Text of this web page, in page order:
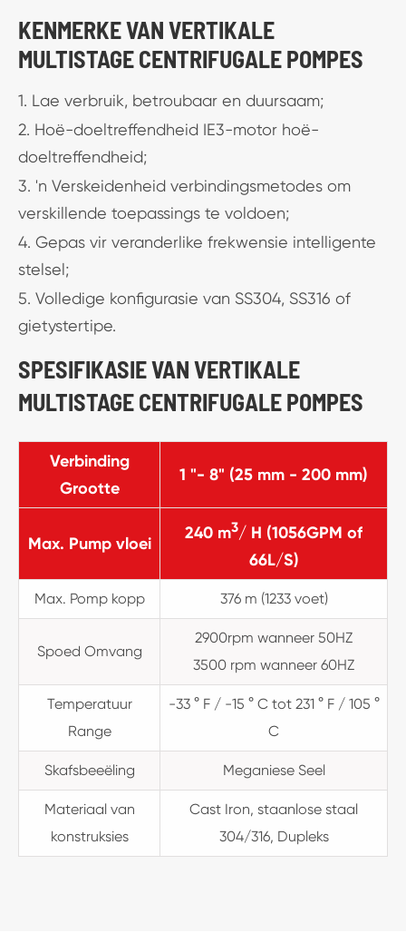
KENMERKE VAN VERTIKALE
MULTISTAGE CENTRIFUGALE POMPES
1. Lae verbruik, betroubaar en duursaam;
2. Hoë-doeltreffendheid IE3-motor hoë-
doeltreffendheid;
3. 'n Verskeidenheid verbindingsmetodes om
verskillende toepassings te voldoen;
4. Gepas vir veranderlike frekwensie intelligente
stelsel;
5. Volledige konfigurasie van SS304, SS316 of
gietystertipe.
SPESIFIKASIE VAN VERTIKALE
MULTISTAGE CENTRIFUGALE POMPES
Verbinding
Grootte
1 "- 8" (25 mm - 200 mm)
Max. Pump vloei
240 m3/ H (1056GPM of
66L/S)
Max. Pomp kopp 376 m (1233 voet)
Spoed Omvang
2900rpm wanneer 50HZ
3500 rpm wanneer 60HZ
Temperatuur
Range
-33 ° F / -15 ° C tot 231 ° F / 105 °
C
Skafsbeeëling Meganiese Seel
Materiaal van
konstruksies
Cast Iron, staanlose staal
304/316, Dupleks